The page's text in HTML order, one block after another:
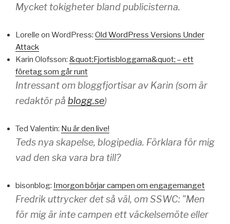
Mycket tokigheter bland publicisterna.
Lorelle on WordPress: Old WordPress Versions Under
Attack
Karin Olofsson: &quot;Fjortisbloggarna&quot; – ett
företag som går runt
Intressant om bloggfjortisar av Karin (som är
redaktör på blogg.se)
Ted Valentin: Nu är den live!
Teds nya skapelse, blogipedia. Förklara för mig
vad den ska vara bra till?
bisonblog: Imorgon börjar campen om engagemanget
Fredrik uttrycker det så väl, om SSWC: "Men
för mig är inte campen ett väckelsemöte eller